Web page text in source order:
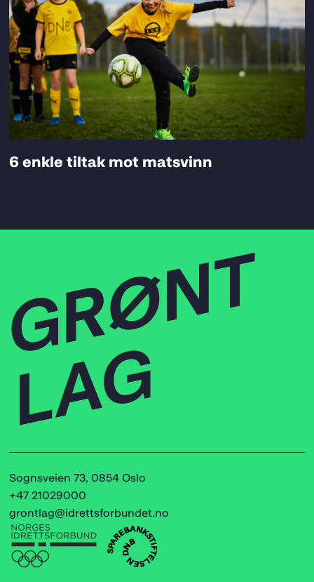
Sognsveien 73, 0854 Oslo
+47 21029000
grontlag@idrettsforbundet.no